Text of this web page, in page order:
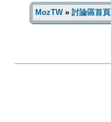
MozTW» 討論區首頁